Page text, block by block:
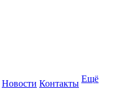
Новости Контакты Ещё